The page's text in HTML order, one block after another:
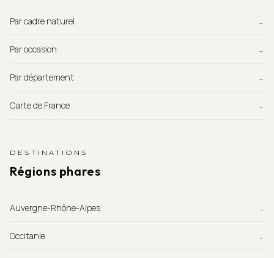
Par cadre naturel →
Par occasion →
Par département →
Carte de France →
DESTINATIONS
Régions phares
Auvergne-Rhône-Alpes →
Occitanie →